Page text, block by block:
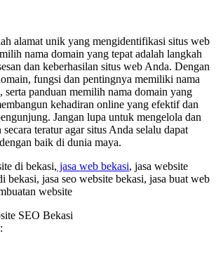
alamat unik yang mengidentifikasi situs web
nama domain yang tepat adalah langkah
dan keberhasilan situs web Anda. Dengan
fungsi dan pentingnya memiliki nama
serta panduan memilih nama domain yang
kehadiran online yang efektif dan
Jangan lupa untuk mengelola dan
teratur agar situs Anda selalu dapat
baik di dunia maya.
di bekasi, jasa web bekasi, jasa website
bekasi, jasa seo website bekasi, jasa buat web
website
SEO Bekasi